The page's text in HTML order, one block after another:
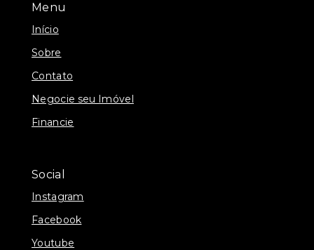
Menu
Início
Sobre
Contato
Negocie seu Imóvel
Financie
Social
Instagram
Facebook
Youtube